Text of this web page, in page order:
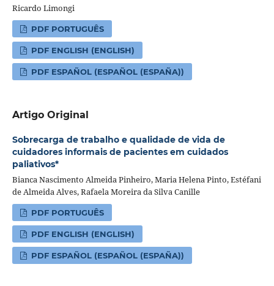
Ricardo Limongi
PDF PORTUGUÊS
PDF ENGLISH (ENGLISH)
PDF ESPAÑOL (ESPAÑOL (ESPAÑA))
Artigo Original
Sobrecarga de trabalho e qualidade de vida de
cuidadores informais de pacientes em cuidados
paliativos*
Bianca Nascimento Almeida Pinheiro, Maria Helena Pinto, Estéfani
de Almeida Alves, Rafaela Moreira da Silva Canille
PDF PORTUGUÊS
PDF ENGLISH (ENGLISH)
PDF ESPAÑOL (ESPAÑOL (ESPAÑA))